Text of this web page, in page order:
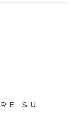
SU